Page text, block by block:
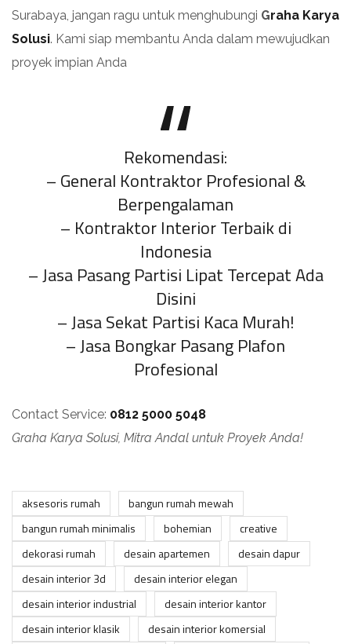
Surabaya, jangan ragu untuk menghubungi Graha Karya
Solusi. Kami siap membantu Anda dalam mewujudkan
proyek impian Anda
Rekomendasi:
– General Kontraktor Profesional &
Berpengalaman
– Kontraktor Interior Terbaik di
Indonesia
–Jasa Pasang Partisi Lipat Tercepat Ada
Disini
–Jasa Sekat Partisi Kaca Murah!
–Jasa Bongkar Pasang Plafon
Profesional
Contact Service: 0812 5000 5048
Graha Karya Solusi, Mitra Andal untuk Proyek Anda!
aksesoris rumah
bangun rumah mewah
bangun rumah minimalis
bohemian
creative
dekorasi rumah
desain apartemen
desain dapur
desain interior 3d
desain interior elegan
desain interior industrial
desain interior kantor
desain interior klasik
desain interior komersial